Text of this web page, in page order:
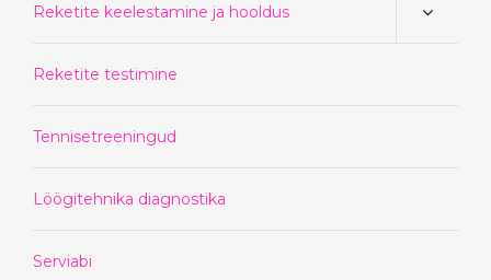
Reketite keelestamine ja hooldus
Reketite testimine
Tennisetreeningud
Löögitehnika diagnostika
Serviabi